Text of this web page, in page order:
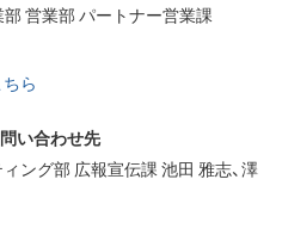
営業部 パートナー営業課
ら
い合わせ先
ング部 広報宣伝課 池田 雅志、澤